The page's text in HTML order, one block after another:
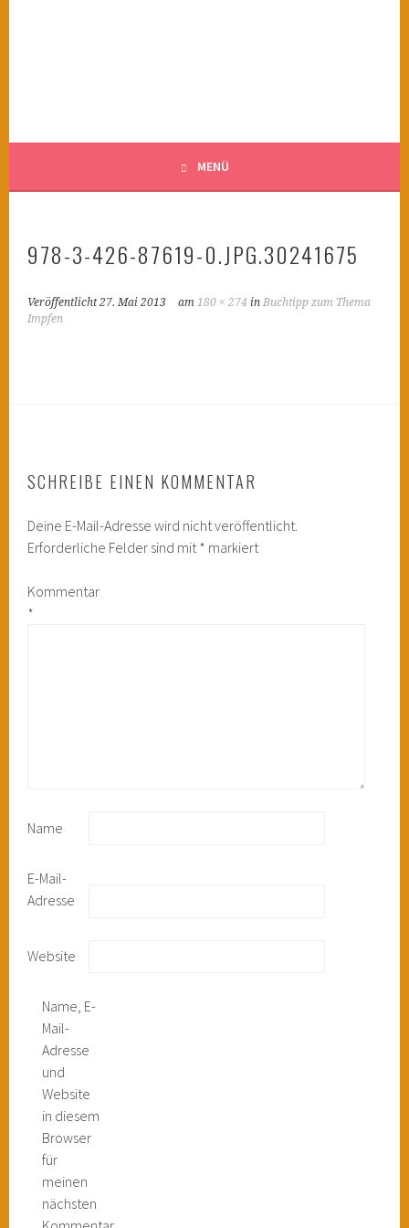
MENÜ
978-3-426-87619-0.JPG.30241675
Veröffentlicht27. Mai 2013 am180 × 274 inBuchtipp zum Thema
Impfen
SCHREIBE EINEN KOMMENTAR
Deine E-Mail-Adresse wird nicht veröffentlicht.
Erforderliche Felder sind mit * markiert
Kommentar
*
Name
E-Mail-
Adresse
Website
Name, E-
Mail-
Adresse
und
Website
in diesem
Browser
für
meinen
nächsten